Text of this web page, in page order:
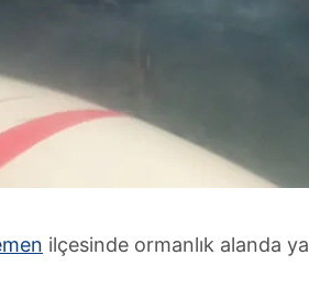
ilçesinde ormanlık alanda